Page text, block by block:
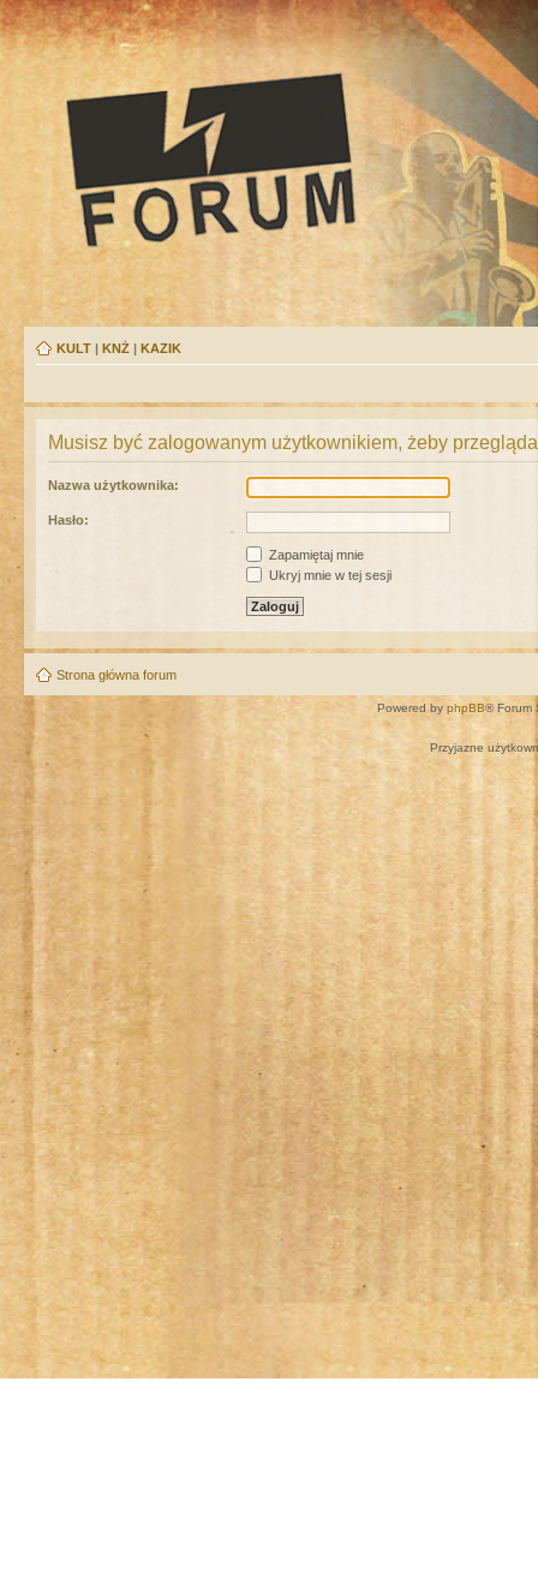
KULT | KNŻ | KAZIK
Musisz być zalogowanym użytkownikiem, żeby
Nazwa użytkownika:
Hasło:
Zapamiętaj mnie
Ukryj mnie w tej sesji
Strona główna forum
Powered by phpBB® Forum
Przyjazne